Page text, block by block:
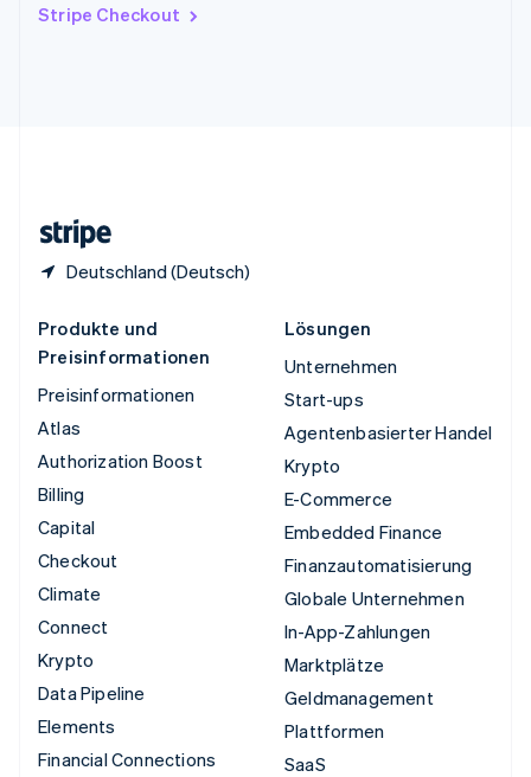
Stripe Checkout
Deutschland (Deutsch)
English
Produkte und
Preisinformationen
Preisinformationen
Atlas
Authorization Boost
Billing
Capital
Checkout
Climate
Connect
Krypto
Data Pipeline
Elements
Financial Connections
Lösungen
Unternehmen
Start-ups
Agentenbasierter Handel
Krypto
E-Commerce
Embedded Finance
Finanzautomatisierung
Globale Unternehmen
In-App-Zahlungen
Marktplätze
Geldmanagement
Plattformen
SaaS